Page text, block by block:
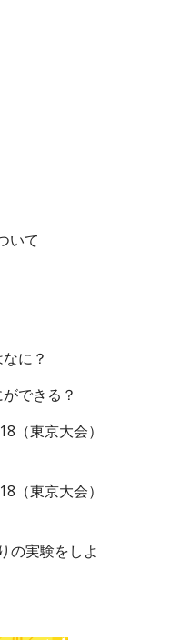
いて
に？
できる？
（東京大会）
（東京大会）
の実験をしよ